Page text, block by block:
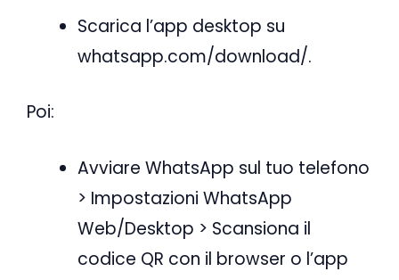
Scarica l’app desktop su
whatsapp.com/download/.
Poi:
Avviare WhatsApp sul tuo telefono
> Impostazioni WhatsApp
Web/Desktop > Scansiona il
codice QR con il browser o l’app